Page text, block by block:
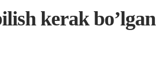
kerak bo’lgan